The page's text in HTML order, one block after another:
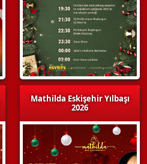
Mathilda Eskişehir Yılbaşı
2026